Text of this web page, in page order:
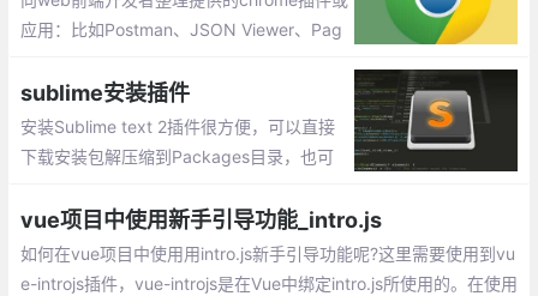
给大家介绍几款自己常用的插件。
应用：比如Postman、JSON Viewer、Pag
sublime安装插件
安装Sublime text 2插件很方便，可以直接
下载安装包解压缩到Packages目录，也可
线安装
vue项目中使用新手引导功能_intro.js
如何在vue项目中使用用intro.js新手引导功能呢?这里需要使用到vu
e-introjs插件，vue-introjs是在Vue中绑定intro.js所使用的。在使用